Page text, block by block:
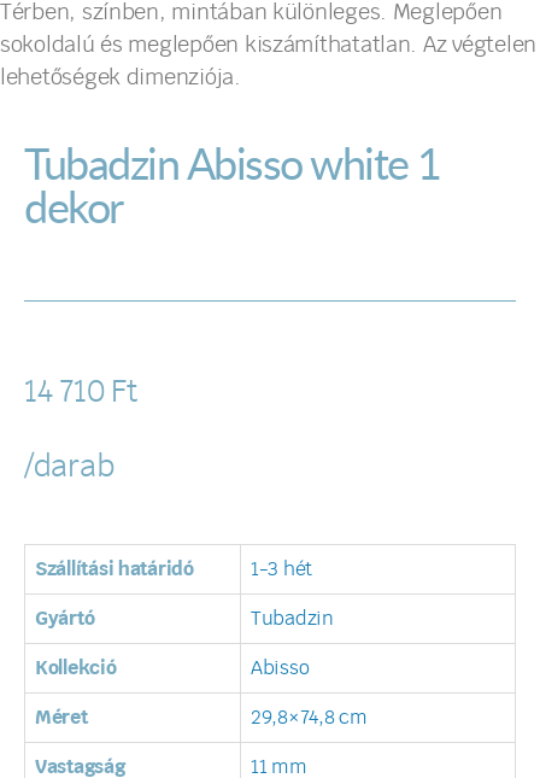
Térben, színben, mintában különleges. Meglepően
sokoldalú és meglepően kiszámíthatatlan. Az végtelen
lehetőségek dimenziója.
Tubadzin Abisso white 1
dekor
14 710 Ft
/darab
Szállítási határidó 1-3 hét
Gyártó Tubadzin
Kollekció Abisso
Méret 29,8×74,8 cm
Vastagság 11 mm